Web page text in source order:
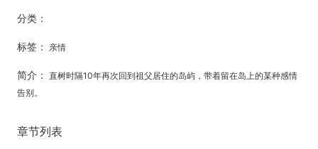
分类：
标签： 亲情
简介： 直树时隔10年再次回到祖父居住的岛屿，带着留在岛上的某种感情
告别。
章节列表